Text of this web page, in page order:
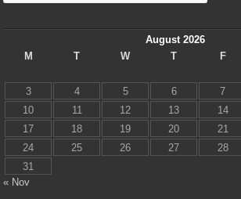
August 2026
M
T W T F
3
4 5 6 7
10
11 12 13 14
17
18 19 20 21
24
25 26 27 28
31
« Nov